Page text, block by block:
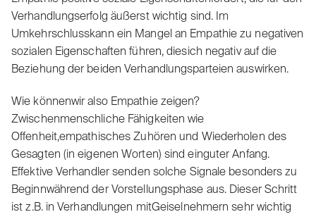
Verhandlungserfolg äußerst wichtig sind. Im
Umkehrschlusskann ein Mangel an Empathie zu negativen
sozialen Eigenschaften führen, diesich negativ auf die
Beziehung der beiden Verhandlungsparteien auswirken.
Wie könnenwir also Empathie zeigen?
Zwischenmenschliche Fähigkeiten wie
Offenheit,empathisches Zuhören und Wiederholen des
Gesagten (in eigenen Worten) sind einguter Anfang.
Effektive Verhandler senden solche Signale besonders zu
Beginnwährend der Vorstellungsphase aus. Dieser Schritt
ist z.B. in Verhandlungen mitGeiselnehmern sehr wichtig